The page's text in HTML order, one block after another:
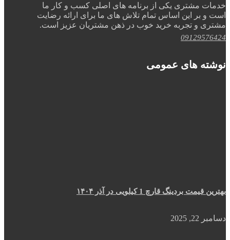
خدمات مشتری یکی از برنامه های اصلی کسب و کار ما
است و بر این اساس تمام تلاش های ما برای ارائه رضایت
مشتری و تجربه خرید خوب در ذهن مشتریان عزیز است.
09129576424
نوشته های عمومی
بهترین قیمت بردینگ قارچ 1 کیلویی در آذر ۱۴۰۴
دسامبر 22, 2025